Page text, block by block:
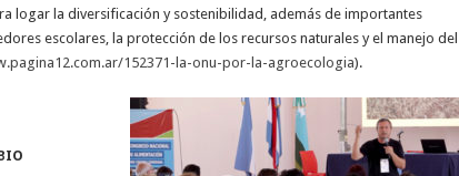
logar la diversificación y sostenibilidad, además de importantes
escolares, la protección de los recursos naturales y el manejo del
152371-la-onu-por-la-agroecologia).